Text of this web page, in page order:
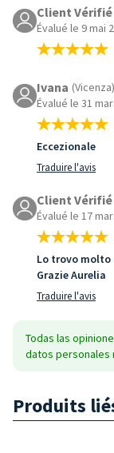
Client Vérifié
Évalué le 9 mai
Ivana (Vicenza)
Évalué le 31
Eccezionale
Traduire l'avis
Client Vérifié
Évalué le 17
Lo trovo molto
Grazie Aurelia
Traduire l'avis
Todas las
datos personales
Produits